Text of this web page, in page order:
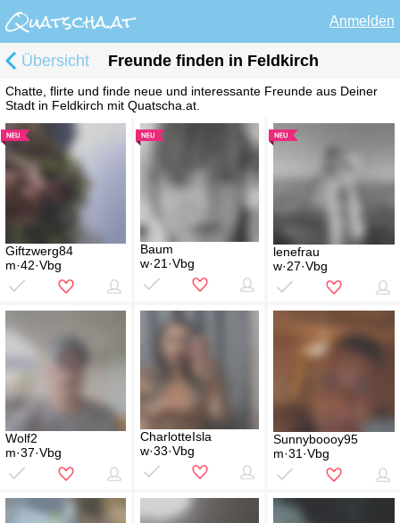
Anmelden
Übersicht Freunde finden in Feldkirch
Chatte, flirte und finde neue und interessante Freunde aus Deiner
Stadt in Feldkirch mit Quatscha.at.
Giftzwerg84
m·42·Vbg
Baum
w·21·Vbg
lenefrau
w·27·Vbg
Wolf2
m·37·Vbg
CharlotteIsla
w·33·Vbg
Sunnyboooy95
m·31·Vbg